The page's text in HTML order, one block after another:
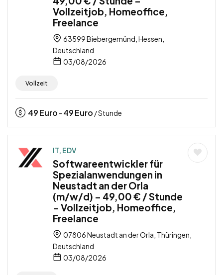
Vollzeitjob, Homeoffice,
Freelance
63599 Biebergemünd, Hessen,
Deutschland
03/08/2026
Vollzeit
49Euro - 49Euro / Stunde
IT, EDV
Softwareentwickler für
Spezialanwendungen in
Neustadt an der Orla
(m/w/d) – 49,00 € / Stunde
– Vollzeitjob, Homeoffice,
Freelance
07806 Neustadt an der Orla, Thüringen,
Deutschland
03/08/2026